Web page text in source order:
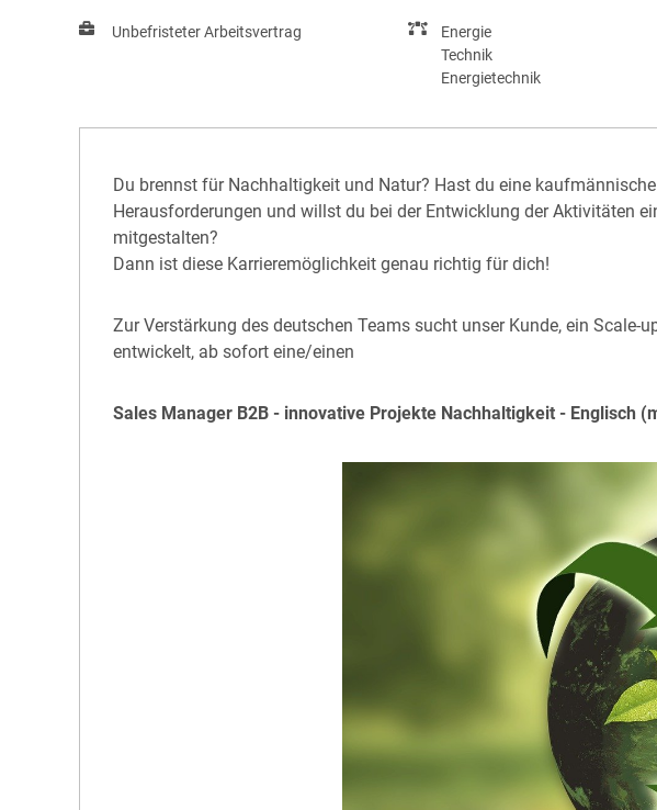
Unbefristeter Arbeitsvertrag
Energie
Technik
Energietechnik
Du brennst für Nachhaltigkeit und Natur? Hast du eine
Herausforderungen und willst du bei der Entwicklung der Aktivitäten
mitgestalten?
Dann ist diese Karrieremöglichkeit genau richtig für dich!
Zur Verstärkung des deutschen Teams sucht unser Kunde, ein
entwickelt, ab sofort eine/einen
Sales Manager B2B - innovative Projekte Nachhaltigkeit - Englisch